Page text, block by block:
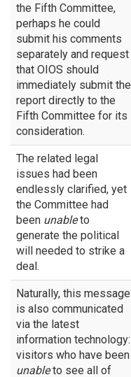
the Fifth Committee,
perhaps he could
submit his comments
separately and request
that OIOS should
immediately submit the
report directly to the
Fifth Committee for its
consideration.
The related legal
issues had been
endlessly clarified, yet
the Committee had
been unableto
generate the political
will needed to strike a
deal.
Naturally, this message
is also communicated
via the latest
information technology:
visitors who have been
unableto see all of